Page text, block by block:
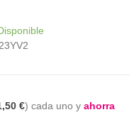
€ cada uno y ahorra